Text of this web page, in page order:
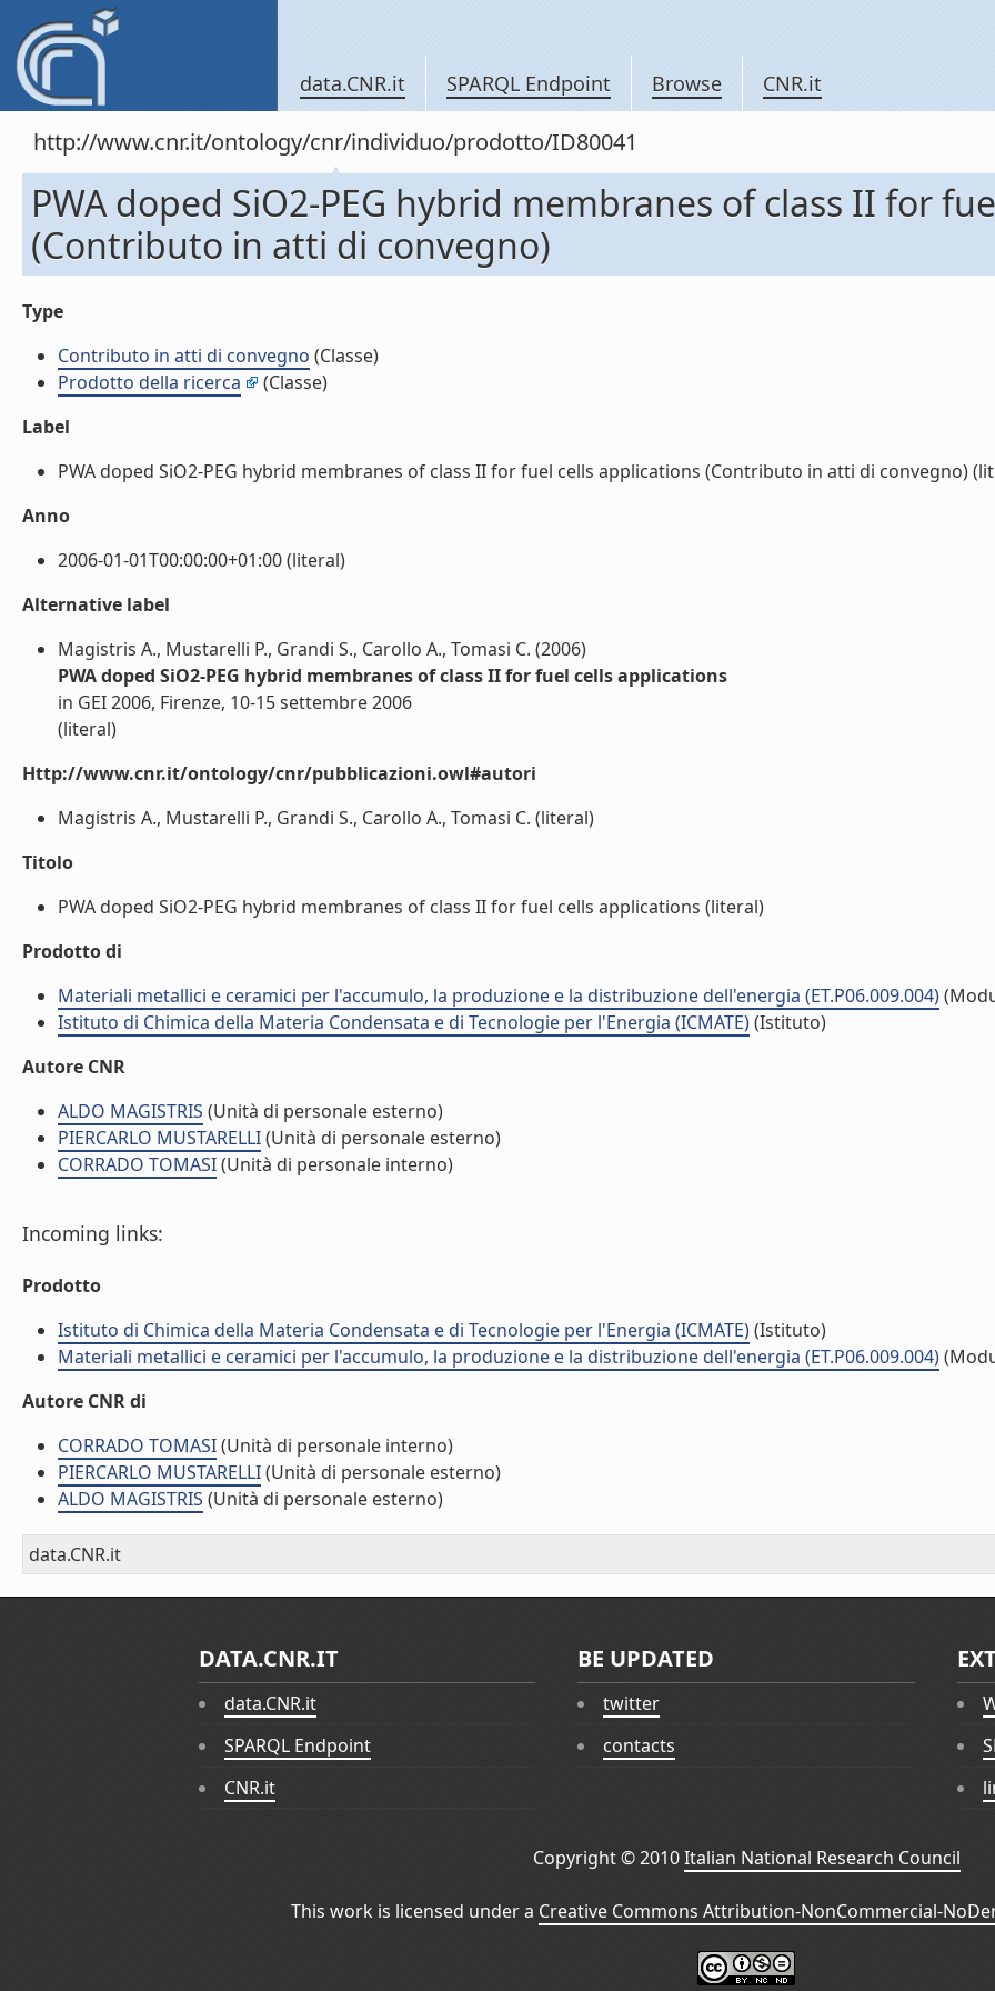
data.CNR.it SPARQL Endpoint Browse CNR.it
http://www.cnr.it/ontology/cnr/individuo/prodotto/ID80041
PWA doped SiO2-PEG hybrid membranes of class II for
(Contributo in atti di convegno)
Type
Contributo in atti di convegno (Classe)
Prodotto della ricerca
(Classe)
Label
PWA doped SiO2-PEG hybrid membranes of class II for fuel cells applications (Contributo in atti di convegno)
Anno
2006-01-01T00:00:00+01:00 (literal)
Alternative label
Magistris A., Mustarelli P., Grandi S., Carollo A., Tomasi C. (2006)
PWA doped SiO2-PEG hybrid membranes of class II for fuel cells applications
in GEI 2006, Firenze, 10-15 settembre 2006
(literal)
Http://www.cnr.it/ontology/cnr/pubblicazioni.owl#autori
Magistris A., Mustarelli P., Grandi S., Carollo A., Tomasi C. (literal)
Titolo
PWA doped SiO2-PEG hybrid membranes of class II for fuel cells applications (literal)
Prodotto di
Materiali metallici e ceramici per l'accumulo, la produzione e la distribuzione dell'energia (ET.P06.009.004)
Istituto di Chimica della Materia Condensata e di Tecnologie per l'Energia (ICMATE)(Istituto)
Autore CNR
ALDO MAGISTRIS (Unità di personale esterno)
PIERCARLO MUSTARELLI(Unità di personale esterno)
CORRADO TOMASI(Unità di personale interno)
Incoming links:
Prodotto
Istituto di Chimica della Materia Condensata e di Tecnologie per l'Energia (ICMATE)(Istituto)
Materiali metallici e ceramici per l'accumulo, la produzione e la distribuzione dell'energia (ET.P06.009.004)
Autore CNR di
CORRADO TOMASI(Unità di personale interno)
PIERCARLO MUSTARELLI(Unità di personale esterno)
ALDO MAGISTRIS (Unità di personale esterno)
data.CNR.it
DATA.CNR.IT
data.CNR.it
SPARQL Endpoint
CNR.it
BE UPDATED
twitter
contacts
Copyright © 2010Italian National Research Council
This work is licensed under a Creative Commons Attribution-NonCommercial-